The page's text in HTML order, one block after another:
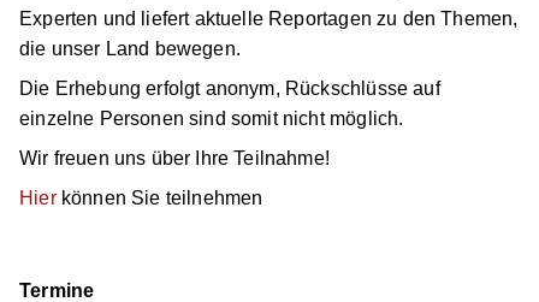
Experten und liefert aktuelle Reportagen zu den Themen,
die unser Land bewegen.
Die Erhebung erfolgt anonym, Rückschlüsse auf
einzelne Personen sind somit nicht möglich.
Wir freuen uns über Ihre Teilnahme!
Hierkönnen Sie teilnehmen
Termine